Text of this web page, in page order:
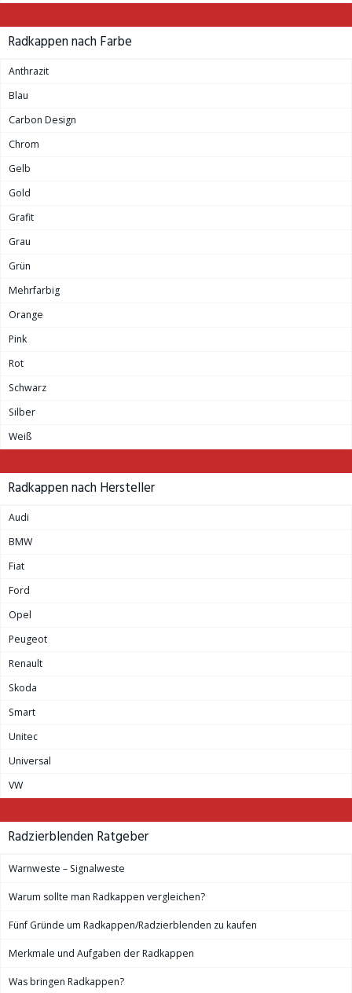
Radkappen nach Farbe
Anthrazit
Blau
Carbon Design
Chrom
Gelb
Gold
Grafit
Grau
Grün
Mehrfarbig
Orange
Pink
Rot
Schwarz
Silber
Weiß
Radkappen nach Hersteller
Audi
BMW
Fiat
Ford
Opel
Peugeot
Renault
Skoda
Smart
Unitec
Universal
VW
Radzierblenden Ratgeber
Warnweste – Signalweste
Warum sollte man Radkappen vergleichen?
Fünf Gründe um Radkappen/Radzierblenden zu kaufen
Merkmale und Aufgaben der Radkappen
Was bringen Radkappen?